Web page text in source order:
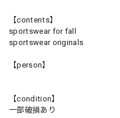
【contents】
sportswear for fall
sportswear originals
【person】
【condition】
一部破損あり